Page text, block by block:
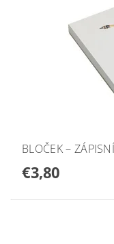
BLOČEK –
€3,80